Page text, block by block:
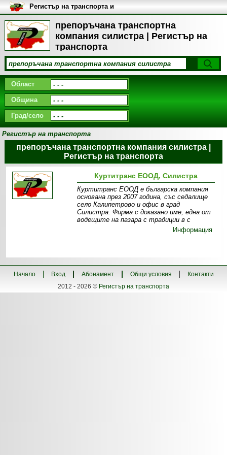
препоръчана транспортна
компания силистра | Регистър на
транспорта
Регистър на транспорта и
транспортните фирми в
България
Област
Община
Град/село
Регистър на транспорта
препоръчана транспортна компания силистра |
Регистър на транспорта
Куртитранс ЕООД, Силистра
Куртитранс ЕООД е българска компания
основана през 2007 година, със седалище
село Калипетрово и офис в град
Силистра. Фирма с доказано име, една от
водещите на пазара с традиции в с
Информация
Начало Вход Абонамент Общи условия
Контакти
2012 - 2026 © Регистър на транспорта